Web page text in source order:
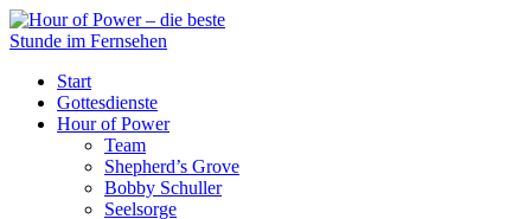
Start
Gottesdienste
Hour of Power
Team
Shepherd’s Grove
Bobby Schuller
Seelsorge